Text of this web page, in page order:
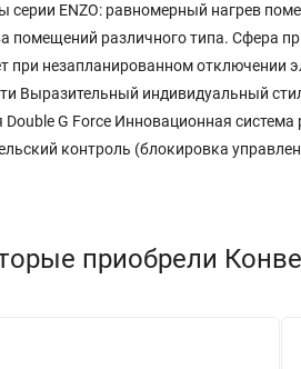
серии ENZO: равномерный нагрев
помещений различного типа. Сфера
при незапланированном отключении
Выразительный индивидуальный
Double G Force Инновационная
контроль (блокировка
приобрели